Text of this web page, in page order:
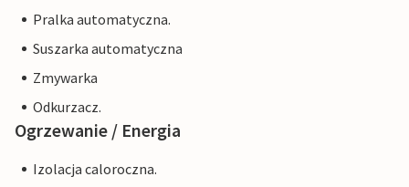
Pralka automatyczna.
Suszarka automatyczna
Zmywarka
Odkurzacz.
Ogrzewanie / Energia
Izolacja caloroczna.